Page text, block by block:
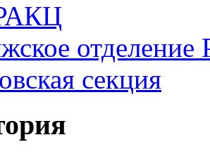
секция